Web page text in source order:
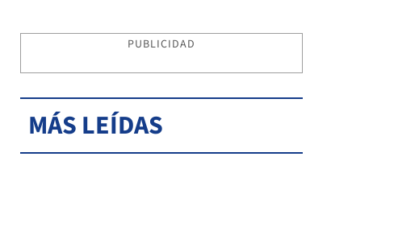
PUBLICIDAD
MÁS LEÍDAS